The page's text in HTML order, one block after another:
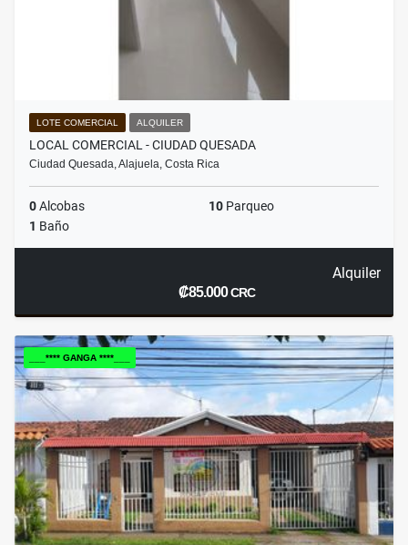
LOTE COMERCIAL ALQUILER
LOCAL COMERCIAL - CIUDAD QUESADA
Ciudad Quesada, Alajuela, Costa Rica
0Alcobas 10 Parqueo
1 Baño
Alquiler
₡85.000CRC
___**** GANGA ****___